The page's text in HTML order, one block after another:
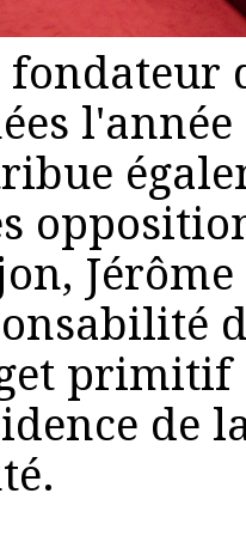
fondateur
primitif
de